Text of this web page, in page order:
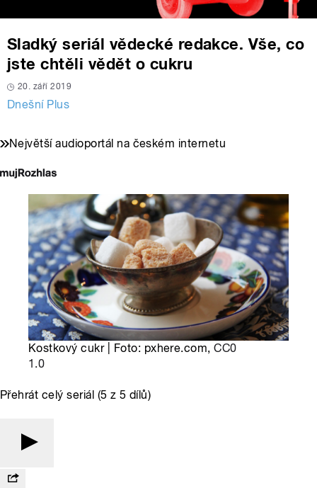
Sladký seriál vědecké redakce. Vše, co
jste chtěli vědět o cukru
20. září 2019
Dnešní Plus
Největší audioportál na českém internetu
Kostkový cukr | Foto: pxhere.com,CC0
1.0
Přehrát celý seriál (5 z 5 dílů)